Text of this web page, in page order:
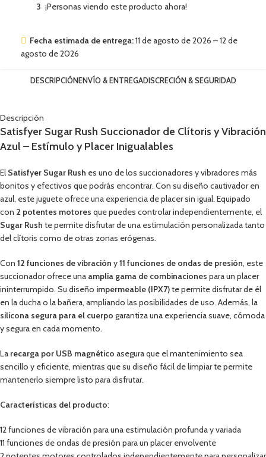
3 ¡Personas viendo este producto ahora!
Fecha estimada de entrega:11 de agosto de 2026 – 12 de
agosto de 2026
DESCRIPCIÓNENVÍO & ENTREGADISCRECIÓN & SEGURIDAD
Descripción
Satisfyer Sugar Rush Succionador de Clítoris y Vibración
Azul – Estímulo y Placer Inigualables
El Satisfyer Sugar Rush es uno de los succionadores y vibradores más
bonitos y efectivos que podrás encontrar. Con su diseño cautivador en
azul, este juguete ofrece una experiencia de placer sin igual. Equipado
con 2 potentes motores que puedes controlar independientemente, el
Sugar Rush te permite disfrutar de una estimulación personalizada tanto
del clítoris como de otras zonas erógenas.
Con 12 funciones de vibración y11 funciones de ondas de presión, este
succionador ofrece una amplia gama de combinaciones para un placer
ininterrumpido. Su diseño impermeable (IPX7)te permite disfrutar de él
en la ducha o la bañera, ampliando las posibilidades de uso. Además, la
silicona segura para el cuerpo garantiza una experiencia suave, cómoda
y segura en cada momento.
La recarga por USB magnético asegura que el mantenimiento sea
sencillo y eficiente, mientras que su diseño fácil de limpiar te permite
mantenerlo siempre listo para disfrutar.
Características del producto:
12 funciones de vibración para una estimulación profunda y variada
11 funciones de ondas de presión para un placer envolvente